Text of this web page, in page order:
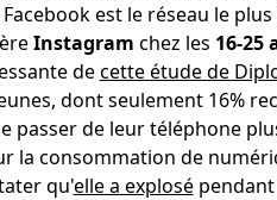
est le réseau le
Instagram chez les 16-25
decette étude de
dont seulement 16%
passer de leur téléphone
la consommation de
qu'elle a explosépendant